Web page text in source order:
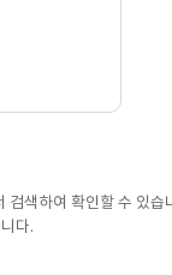
검색하여 확인할 수 있습
다.